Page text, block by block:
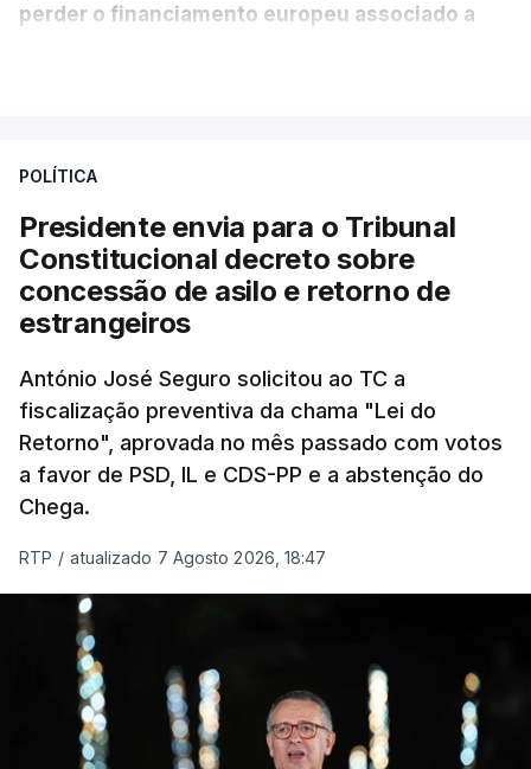
perder o financiamento europeu associado a
sistema mais simples, mais justo e transparente".
"Sempre que seja possível reduzir burocracias,
eliminar sobreposições e garantir que os apoios
chegam a quem mais necessita, estaremos a dar
um passo na direção certa", argumenta o
Presidente da República.
Assegurar que "ninguém é
prejudicado"
O Preisdente deixa, no entanto, deixa alguns
avisos:uma reforma desta dimensão "deve ter
como primeiro critério a proteção das pessoas"
e "nenhum processo de simplificação pode
traduzir-se numa diminuição da proteção
POLÍTICA
Presidente envia para o Tribunal
Constitucional decreto sobre
concessão de asilo e retorno de
estrangeiros
António José Seguro solicitou ao TC a
fiscalização preventiva da chama "Lei do
Retorno", aprovada no mês passado com votos
a favor de PSD, IL e CDS-PP e a abstenção do
Chega.
RTP / atualizado 7 Agosto 2026, 18:47